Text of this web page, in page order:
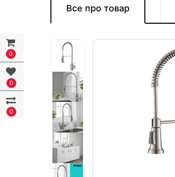
0
0
0
Все про товар